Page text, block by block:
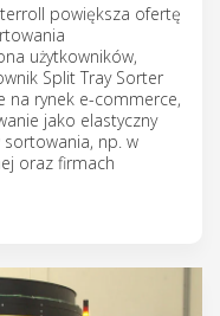
powiększa ofertę
użytkowników,
Split Tray Sorter
na rynek e-commerce,
jako elastyczny
np. w
oraz firmach